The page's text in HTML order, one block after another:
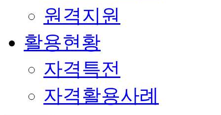
원격지원
활용현황
자격특전
자격활용사례